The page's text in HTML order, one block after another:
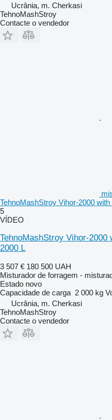
Ucrânia, m. Cherkasi
TehnoMashStroy
Contacte o vendedor
TehnoMashStroy Vihor-2000
5
VÍDEO
TehnoMashStroy Vihor-
2000 L
3 507 € 180 500 UAH
Misturador de forragem -
Estado novo
Capacidade de carga 2 000 kg
Ucrânia, m. Cherkasi
TehnoMashStroy
Contacte o vendedor